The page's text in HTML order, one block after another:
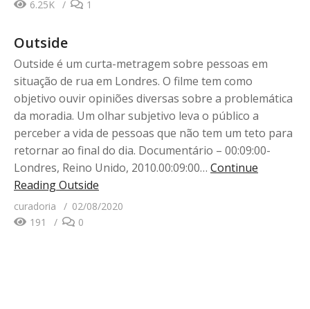
6.25K
1
Outside
Outside é um curta-metragem sobre pessoas em
situação de rua em Londres. O filme tem como
objetivo ouvir opiniões diversas sobre a problemática
da moradia. Um olhar subjetivo leva o público a
perceber a vida de pessoas que não tem um teto para
retornar ao final do dia. Documentário – 00:09:00-
Londres, Reino Unido, 2010.00:09:00… Continue
ReadingOutside
curadoria
02/08/2020
191
0